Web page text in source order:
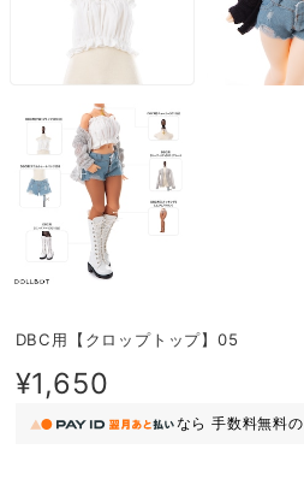
DBC用【クロップトップ】05
¥1,650
なら 手数料無料の